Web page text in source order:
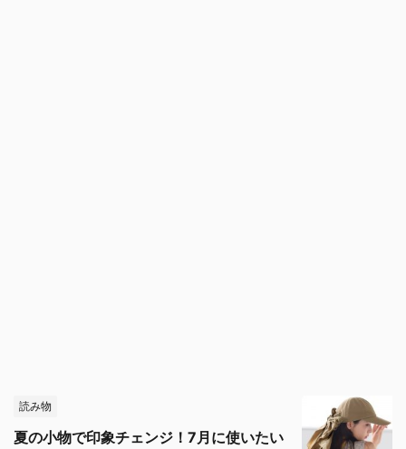
読み物
夏の小物で印象チェンジ！7月に使いたい